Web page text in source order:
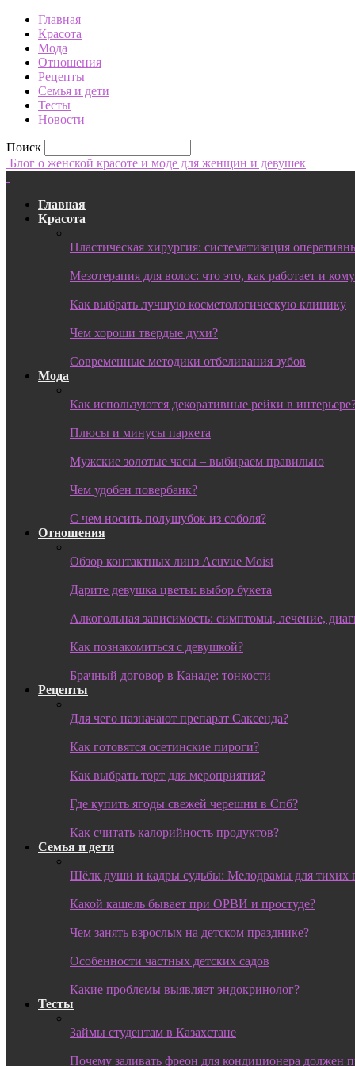
Главная
Красота
Мода
Отношения
Рецепты
Семья и дети
Тесты
Новости
Поиск
Блог о женской красоте и моде для женщин и девушек
Главная
Красота
Пластическая хирургия: систематизация
Мезотерапия для волос: что это, как работает и
Как выбрать лучшую косметологическую клинику
Чем хороши твердые духи?
Современные методики отбеливания зубов
Мода
Как используются декоративные рейки в
Плюсы и минусы паркета
Мужские золотые часы – выбираем правильно
Чем удобен повербанк?
С чем носить полушубок из соболя?
Отношения
Обзор контактных линз Acuvue Moist
Дарите девушка цветы: выбор букета
Алкогольная зависимость: симптомы, лечение,
Как познакомиться с девушкой?
Брачный договор в Канаде: тонкости
Рецепты
Для чего назначают препарат Саксенда?
Как готовятся осетинские пироги?
Как выбрать торт для мероприятия?
Где купить ягоды свежей черешни в Спб?
Как считать калорийность продуктов?
Семья и дети
Шёлк души и кадры судьбы: Мелодрамы для тихих
Какой кашель бывает при ОРВИ и простуде?
Чем занять взрослых на детском празднике?
Особенности частных детских садов
Какие проблемы выявляет эндокринолог?
Тесты
Займы студентам в Казахстане
Почему заливать фреон для кондиционера должен